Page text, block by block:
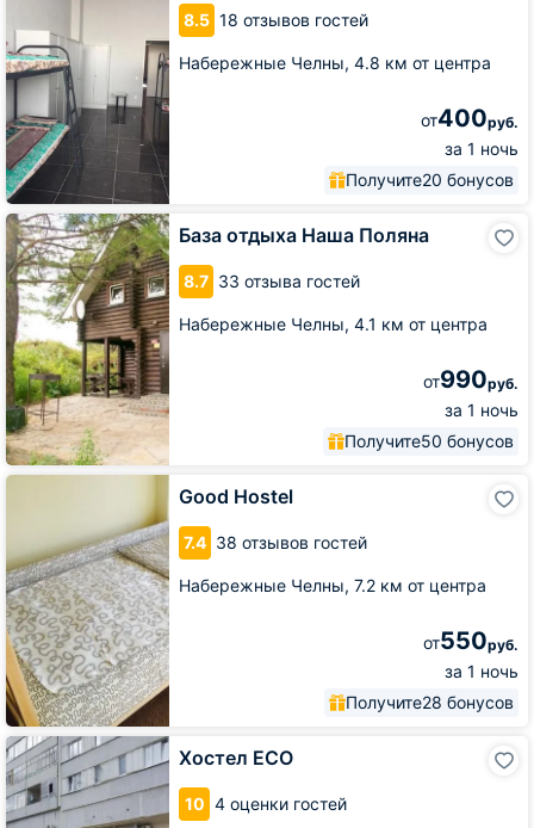
8.5 18 отзывов гостей
Набережные Челны, 4.8 км от центра
от400руб.
за 1 ночь
Получите20 бонусов
База отдыха Наша Поляна
8.7 33 отзыва гостей
Набережные Челны, 4.1 км от центра
от990руб.
за 1 ночь
Получите50 бонусов
База
отдыха
Наша
Поляна
Good Hostel
7.4 38 отзывов гостей
Набережные Челны, 7.2 км от центра
от550руб.
за 1 ночь
Получите28 бонусов
Good
Хостел ECO
10 4 оценки гостей
Хостел
ECO